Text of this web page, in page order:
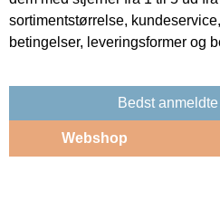
sortimentstørrelse,
betingelser, leveringsformer og
Bedst
Webshop